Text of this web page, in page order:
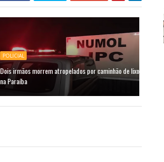
POLICIAL
Dois irmãos morrem atropelados por caminhão de lixo
na Paraíba